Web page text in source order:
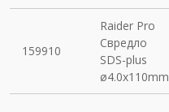
159910
Raider Pro
Свредло
SDS-plus
ø4.0х110mm